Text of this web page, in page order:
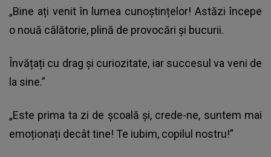
„Bine ați venit în lumea cunoștințelor! Astăzi începe
o nouă călătorie, plină de provocări și bucurii.
Învățați cu drag și curiozitate, iar succesul va veni de
la sine.”
„Este prima ta zi de școală și, crede-ne, suntem mai
emoționați decât tine! Te iubim, copilul nostru!”